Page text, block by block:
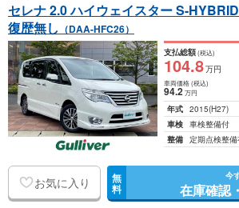
セレナ 2.0 ハイウェイスター S-
復歴無し （DAA-HFC26）
支払総額(税込)
104.8万円
車両価格(税込)
94.2万円
年式 2015(H27)
車検 車検整備付
整備 定期点検整
お気に入り 無
料
今
在庫確認